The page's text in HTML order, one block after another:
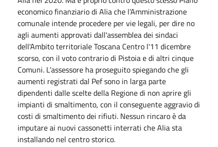
economico finanziario di Alia che l’Amministrazione
comunale intende procedere per vie legali, per dire no
agli aumenti approvati dall'assemblea dei sindaci
dell'Ambito territoriale Toscana Centro l'11 dicembre
scorso, con il voto contrario di Pistoia e di altri cinque
Comuni. L’assessore ha proseguito spiegando che gli
aumenti registrati dal Pef sono in larga parte
dipendenti dalle scelte della Regione di non aprire gli
impianti di smaltimento, con il conseguente aggravio di
costi di smaltimento dei rifiuti. Nessun rincaro è da
imputare ai nuovi cassonetti interrati che Alia sta
installando nel centro storico.